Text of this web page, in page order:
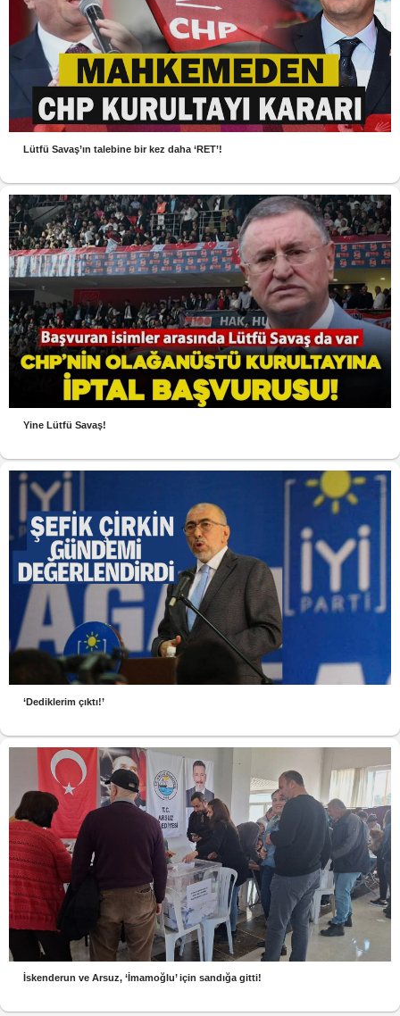
Lütfü Savaş’ın talebine bir kez daha ‘RET’!
Yine Lütfü Savaş!
‘Dediklerim çıktı!’
İskenderun ve Arsuz, ‘İmamoğlu’ için sandığa gitti!